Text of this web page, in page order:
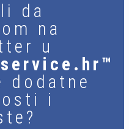
da
na
u
dodatne
i